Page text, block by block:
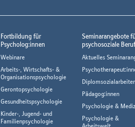
Fortbildung für
Psycholog:innen
Webinare
Arbeits-, Wirtschafts- &
Organisationspsychologie
Gerontopsychologie
Gesundheitspsychologie
Kinder-, Jugend- und
Familienpsychologie
Seminarangebote
psychosoziale
Aktuelles
Pädagog:innen
Psychologie &
Psychologie &